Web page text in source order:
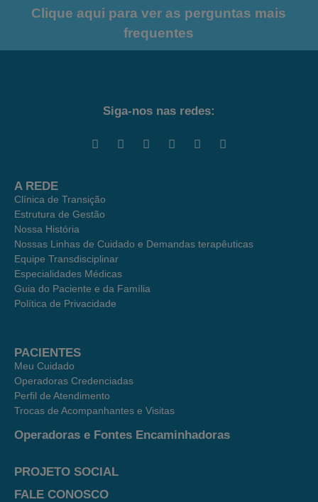
Clique aqui para ver as perguntas mais
frequentes
Siga-nos nas redes:
A REDE
Clínica de Transição
Estrutura de Gestão
Nossa História
Nossas Linhas de Cuidado e Demandas terapêuticas
Equipe Transdisciplinar
Especialidades Médicas
Guia do Paciente e da Família
Política de Privacidade
PACIENTES
Meu Cuidado
Operadoras Credenciadas
Perfil de Atendimento
Trocas de Acompanhantes e Visitas
Operadoras e Fontes Encaminhadoras
PROJETO SOCIAL
FALE CONOSCO